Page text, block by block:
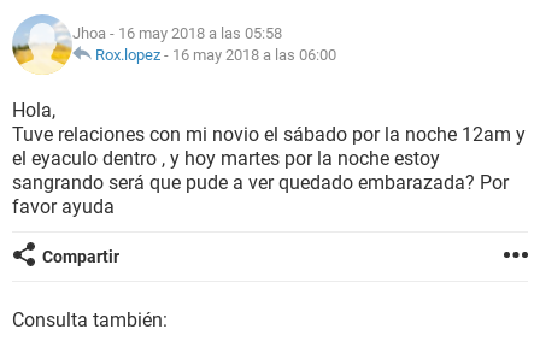
NUTRICIÓN
BIENESTAR
SEXUALIDAD
GLOSARIO
Jhoa - 16 may 2018 a las 05:58
Rox.lopez - 16 may 2018 a las 06:00
Hola,
Tuve relaciones con mi novio el sábado por la noche 12am y
el eyaculo dentro , y hoy martes por la noche estoy
sangrando será que pude a ver quedado embarazada? Por
favor ayuda
Compartir
Consulta también: